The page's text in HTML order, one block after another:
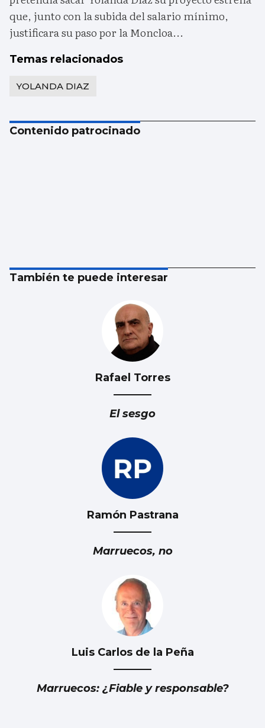
que, junto con la subida del salario mínimo,
justificara su paso por la Moncloa...
Temas relacionados
YOLANDA DIAZ
Contenido patrocinado
También te puede interesar
Rafael Torres
El sesgo
Ramón Pastrana
Marruecos, no
Luis Carlos de la Peña
Marruecos: ¿Fiable y responsable?